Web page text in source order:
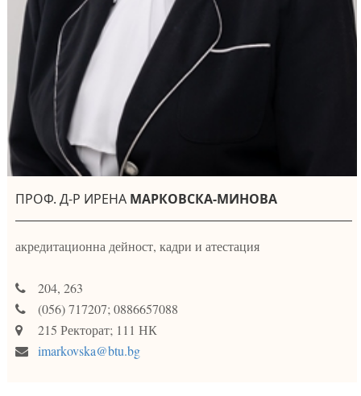
ПРОФ. Д-Р ИРЕНА МАРКОВСКА-МИНОВА
акредитационна дейност, кадри и атестация
204, 263
(056) 717207; 0886657088
215 Ректорат; 111 НК
imarkovska@btu.bg